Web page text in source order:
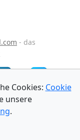
- das
AGB
Cookies: Cookie
unsere
.